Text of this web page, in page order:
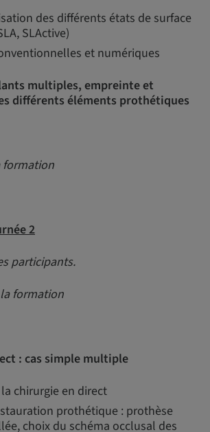
des différents états de surface
SLActive)
et numériques
multiples, empreinte et
différents éléments prothétiques
formation
2
participants.
formation
: cas simple multiple
chirurgie en direct
prothétique : prothèse
choix du schéma occlusal des